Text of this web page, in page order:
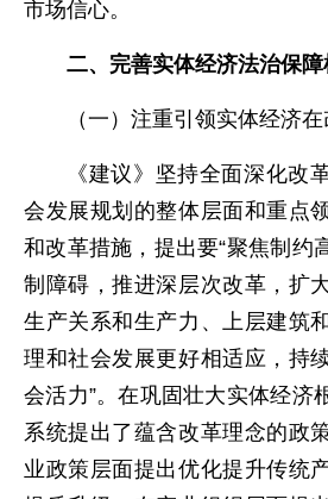
市场信心。
二、完善实体经济法治保
（一）注重引领实体经济
《建议》坚持全面深化改
会发展规划的整体层面和重点
和改革措施，提出要“聚焦制约
制障碍，推进深层次改革，扩
生产关系和生产力、上层建筑
理和社会发展更好相适应，持
会活力”。在巩固壮大实体经济
系统提出了蕴含改革理念的政
业政策层面提出优化提升传统